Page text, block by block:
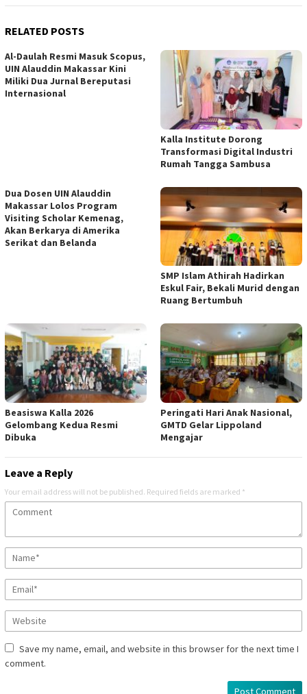
RELATED POSTS
Al-Daulah Resmi Masuk Scopus,
UIN Alauddin Makassar Kini
Miliki Dua Jurnal Bereputasi
Internasional
Kalla Institute Dorong
Transformasi Digital Industri
Rumah Tangga Sambusa
Dua Dosen UIN Alauddin
Makassar Lolos Program
Visiting Scholar Kemenag,
Akan Berkarya di Amerika
Serikat dan Belanda
SMP Islam Athirah Hadirkan
Eskul Fair, Bekali Murid dengan
Ruang Bertumbuh
Beasiswa Kalla 2026
Gelombang Kedua Resmi
Dibuka
Peringati Hari Anak Nasional,
GMTD Gelar Lippoland
Mengajar
Leave a Reply
Your email address will not be published. Required fields are marked *
Save my name, email, and website in this browser for the next time I
comment.